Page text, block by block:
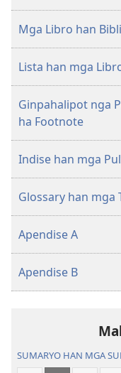
Mga Libro han
Lista han mga
Ginpahalipot nga
ha Footnote
Indise han mga
Glossary han mga
Apendise A
Apendise B
SUMARYO HAN MGA